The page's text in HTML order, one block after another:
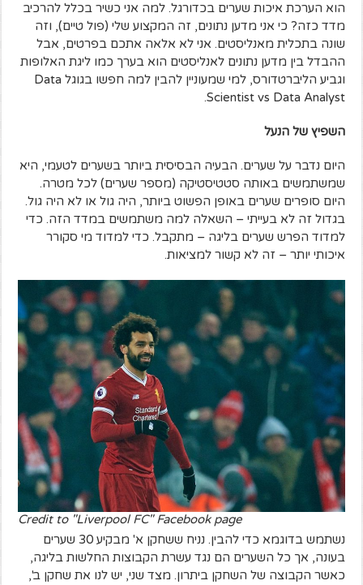
הוא הערכת איכות שערים בכדורגל. למה אני כשיר בכלל להרכיב
מדד כזה? כי אני מדען נתונים, זה המקצוע שלי (פול טיים), וזה
שונה בתכלית מאנליסטים. אני לא אלאה אתכם בפרטים, אבל
ההבדל בין מדען נתונים לאנליסטים הוא בערך כמו ליגת האלופות
וגביע הליברטדורס, למי שמעוניין להבין למה חפשו בגוגל Data
Scientist vs Data Analyst.
השפיץ של הנעל
היום נדבר על שערים. הבעיה הבסיסית ביותר בשערים לטעמי, היא
שמשתמשים באותה סטטיסטיקה (מספר שערים) לכל מטרה.
היום סופרים שערים באופן הפשוט ביותר, היה גול או לא היה גול.
בגדול זה לא בעייתי – השאלה למה משתמשים במדד הזה. כדי
למדוד הפרש שערים בליגה – מתקבל. כדי למדוד מי סקורר
איכותי יותר – זה לא קשור למציאות.
Credit to "Liverpool FC" Facebook page
נשתמש בדוגמא כדי להבין. נניח ששחקן א' מבקיע 30 שערים
בעונה, אך כל השערים הם נגד עשרת הקבוצות החלשות בליגה,
כאשר הקבוצה של השחקן ביתרון. מצד שני, יש לנו את שחקן ב',